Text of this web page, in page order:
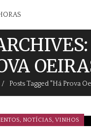
Posts Tagged "Há Prova
, NOTÍCIAS, VINHOS